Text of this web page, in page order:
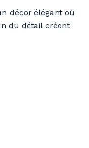
décor élégant où
du détail créent